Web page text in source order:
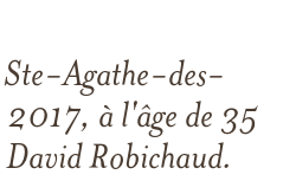
Agathe-des-
à l'âge de 35
David Robichaud.